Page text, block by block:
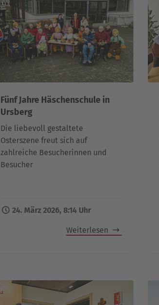
Fünf Jahre Häschenschule in
Ursberg
Die liebevoll gestaltete
Osterszene freut sich auf
zahlreiche Besucherinnen und
Besucher
24. März 2026, 8:14 Uhr
Weiterlesen